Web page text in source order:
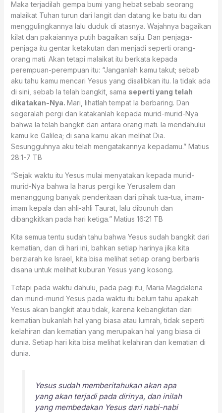
Maka terjadilah gempa bumi yang hebat sebab seorang
malaikat Tuhan turun dari langit dan datang ke batu itu dan
menggulingkannya lalu duduk di atasnya. Wajahnya bagaikan
kilat dan pakaiannya putih bagaikan salju. Dan penjaga-
penjaga itu gentar ketakutan dan menjadi seperti orang-
orang mati. Akan tetapi malaikat itu berkata kepada
perempuan-perempuan itu: “Janganlah kamu takut; sebab
aku tahu kamu mencari Yesus yang disalibkan itu. Ia tidak ada
di sini, sebab Ia telah bangkit, sama seperti yang telah
dikatakan-Nya. Mari, lihatlah tempat Ia berbaring. Dan
segeralah pergi dan katakanlah kepada murid-murid-Nya
bahwa Ia telah bangkit dari antara orang mati. Ia mendahului
kamu ke Galilea; di sana kamu akan melihat Dia.
Sesungguhnya aku telah mengatakannya kepadamu.” ‭‭Matius‬
‭28:1-7‬ ‭TB‬‬
“Sejak waktu itu Yesus mulai menyatakan kepada murid-
murid-Nya bahwa Ia harus pergi ke Yerusalem dan
menanggung banyak penderitaan dari pihak tua-tua, imam-
imam kepala dan ahli-ahli Taurat, lalu dibunuh dan
dibangkitkan pada hari ketiga.” ‭‭Matius‬ ‭16:21‬ ‭TB‬‬
Kita semua tentu sudah tahu bahwa Yesus sudah bangkit dari
kematian, dan di hari ini, bahkan setiap harinya jika kita
berziarah ke Israel, kita bisa melihat setiap orang berbaris
disana untuk melihat kuburan Yesus yang kosong.
Tetapi pada waktu dahulu, pada pagi itu, Maria Magdalena
dan murid-murid Yesus pada waktu itu belum tahu apakah
Yesus akan bangkit atau tidak, karena kebangkitan dari
kematian bukanlah hal yang biasa atau lumrah, tidak seperti
kelahiran dan kematian yang merupakan hal yang biasa di
dunia. Setiap hari kita bisa melihat kelahiran dan kematian di
dunia.
Yesus sudah memberitahukan akan apa
yang akan terjadi pada dirinya, dan inilah
yang membedakan Yesus dari nabi-nabi